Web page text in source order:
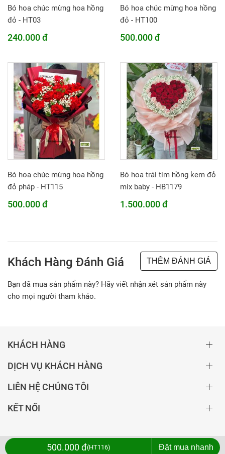
500.000 đ HT116 Đặt mua nhanh
Bó hoa chúc mừng hoa hồng
đỏ - HT03
240.000 đ
Bó hoa chúc mừng hoa hồng
đỏ - HT100
500.000 đ
Bó hoa chúc mừng hoa hồng
đỏ pháp - HT115
500.000 đ
Bó hoa trái tim hồng kem đỏ
mix baby - HB1179
1.500.000 đ
Khách Hàng Đánh Giá THÊM ĐÁNH GIÁ
Bạn đã mua sản phẩm này? Hãy viết nhận xét sản phẩm này
cho mọi người tham khảo.
KHÁCH HÀNG
DỊCH VỤ KHÁCH HÀNG
LIÊN HỆ CHÚNG TÔI
KẾT NỐI
Copyright ©2020 Bản quyền thuộc về Kim Kiều Shop